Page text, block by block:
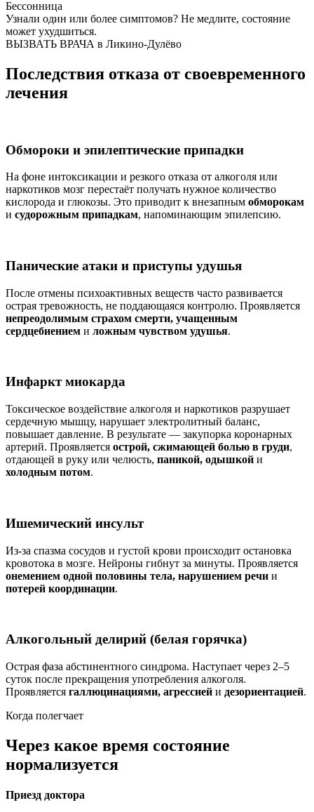
Бессонница
Узнали один или более симптомов? Не медлите, состояние
может ухудшиться.
ВЫЗВАТЬ ВРАЧА в Ликино-Дулёво
Последствия отказа от своевременного
лечения
Обмороки и эпилептические припадки
На фоне интоксикации и резкого отказа от алкоголя или
наркотиков мозг перестаёт получать нужное количество
кислорода и глюкозы. Это приводит к внезапным обморокам
и судорожным припадкам, напоминающим эпилепсию.
Панические атаки и приступы удушья
После отмены психоактивных веществ часто развивается
острая тревожность, не поддающаяся контролю. Проявляется
непреодолимым страхом смерти, учащенным
сердцебиением и ложным чувством удушья.
Инфаркт миокарда
Токсическое воздействие алкоголя и наркотиков разрушает
сердечную мышцу, нарушает электролитный баланс,
повышает давление. В результате — закупорка коронарных
артерий. Проявляется острой, сжимающей болью в груди,
отдающей в руку или челюсть, паникой, одышкой и
холодным потом.
Ишемический инсульт
Из-за спазма сосудов и густой крови происходит остановка
кровотока в мозге. Нейроны гибнут за минуты. Проявляется
онемением одной половины тела, нарушением речи и
потерей координации.
Алкогольный делирий (белая горячка)
Острая фаза абстинентного синдрома. Наступает через 2–5
суток после прекращения употребления алкоголя.
Проявляется галлюцинациями, агрессией и дезориентацией.
Когда полегчает
Через какое время состояние
нормализуется
Приезд доктора